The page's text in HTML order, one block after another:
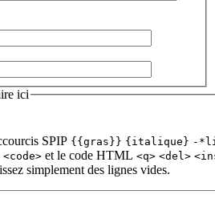
ici
SPIP {{gras}} {italique} -
<code> et le code HTML <q> <del>
simplement des lignes vides.